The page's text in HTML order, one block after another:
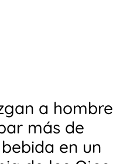
a hombre
más de
en un